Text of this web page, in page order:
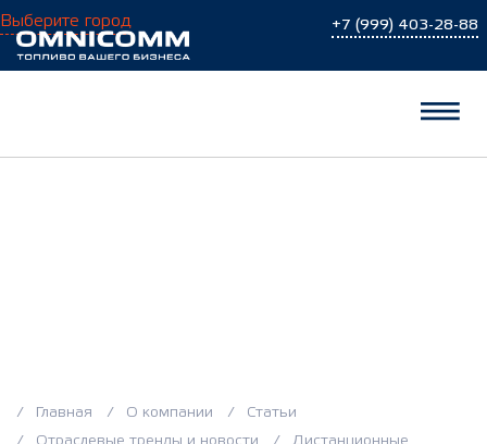
Выберите город +7 (999) 403-28-88
Главная О компании
Статьи